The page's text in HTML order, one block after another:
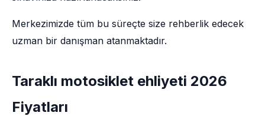
Merkezimizde tüm bu süreçte size rehberlik edecek
uzman bir danışman atanmaktadır.
Taraklı motosiklet ehliyeti 2026
Fiyatları